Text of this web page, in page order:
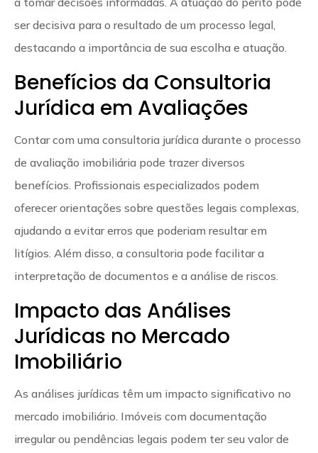
ser decisiva para o resultado de um processo legal,
destacando a importância de sua escolha e atuação.
Benefícios da Consultoria
Jurídica em Avaliações
Contar com uma consultoria jurídica durante o processo
de avaliação imobiliária pode trazer diversos
benefícios. Profissionais especializados podem
oferecer orientações sobre questões legais complexas,
ajudando a evitar erros que poderiam resultar em
litígios. Além disso, a consultoria pode facilitar a
interpretação de documentos e a análise de riscos.
Impacto das Análises
Jurídicas no Mercado
Imobiliário
As análises jurídicas têm um impacto significativo no
mercado imobiliário. Imóveis com documentação
irregular ou pendências legais podem ter seu valor de